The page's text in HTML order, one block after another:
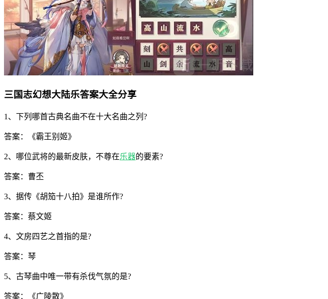
三国志幻想大陆乐答案大全分享
1、下列哪首古典名曲不在十大名曲之列?
答案：《霸王别姬》
2、哪位武将的最新皮肤，不尊在乐器的要素?
答案：曹丕
3、据传《胡笳十八拍》是谁所作?
答案：蔡文姬
4、文房四艺之首指的是?
答案：琴
5、古琴曲中唯一带有杀伐气氛的是?
答案：《广陵散》